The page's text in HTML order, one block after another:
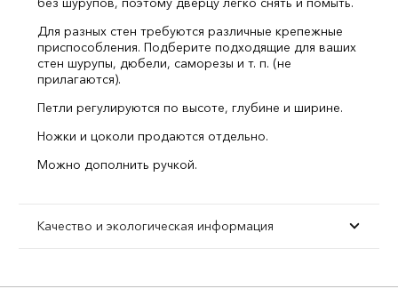
Для разных стен требуются различные крепежные
приспособления. Подберите подходящие для ваших
стен шурупы, дюбели, саморезы и т. п. (не
прилагаются).
Петли регулируются по высоте, глубине и ширине.
Ножки и цоколи продаются отдельно.
Можно дополнить ручкой.
Качество и экологическая информация